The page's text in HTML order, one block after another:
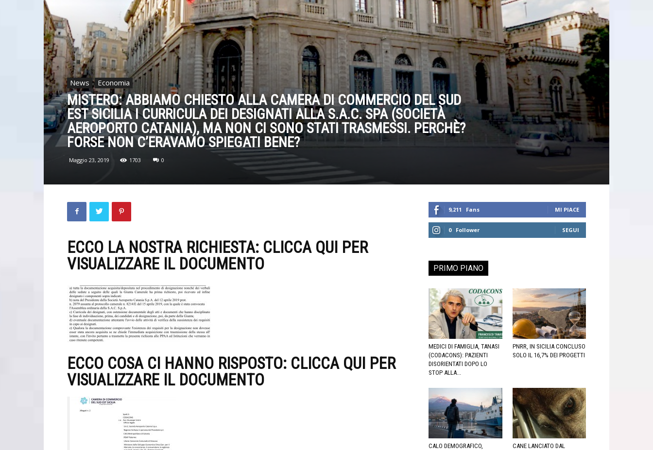
News Economia
MISTERO: ABBIAMO CHIESTO ALLA CAMERA DI COMMERCIO DEL SUD
EST SICILIA I CURRICULA DEI DESIGNATI ALLA S.A.C. SPA (SOCIETÀ
AEROPORTO CATANIA), MA NON CI SONO STATI TRASMESSI. PERCHÈ?
FORSE NON C’ERAVAMO SPIEGATI BENE?
Maggio 23, 2019 1703 0
ECCO LA NOSTRA RICHIESTA: CLICCA QUI PER
VISUALIZZARE IL DOCUMENTO
ECCO COSA CI HANNO RISPOSTO: CLICCA QUI PER
VISUALIZZARE IL DOCUMENTO
9,211 Fans MI PIACE
0 Follower SEGUI
PRIMO PIANO
MEDICI DI FAMIGLIA, TANASI
(CODACONS): PAZIENTI
DISORIENTATI DOPO LO
STOP ALLA...
PNRR, IN SICILIA CONCLUSO
SOLO IL 16,7% DEI PROGETTI
CALO DEMOGRAFICO,
CANE LANCIATO DAL